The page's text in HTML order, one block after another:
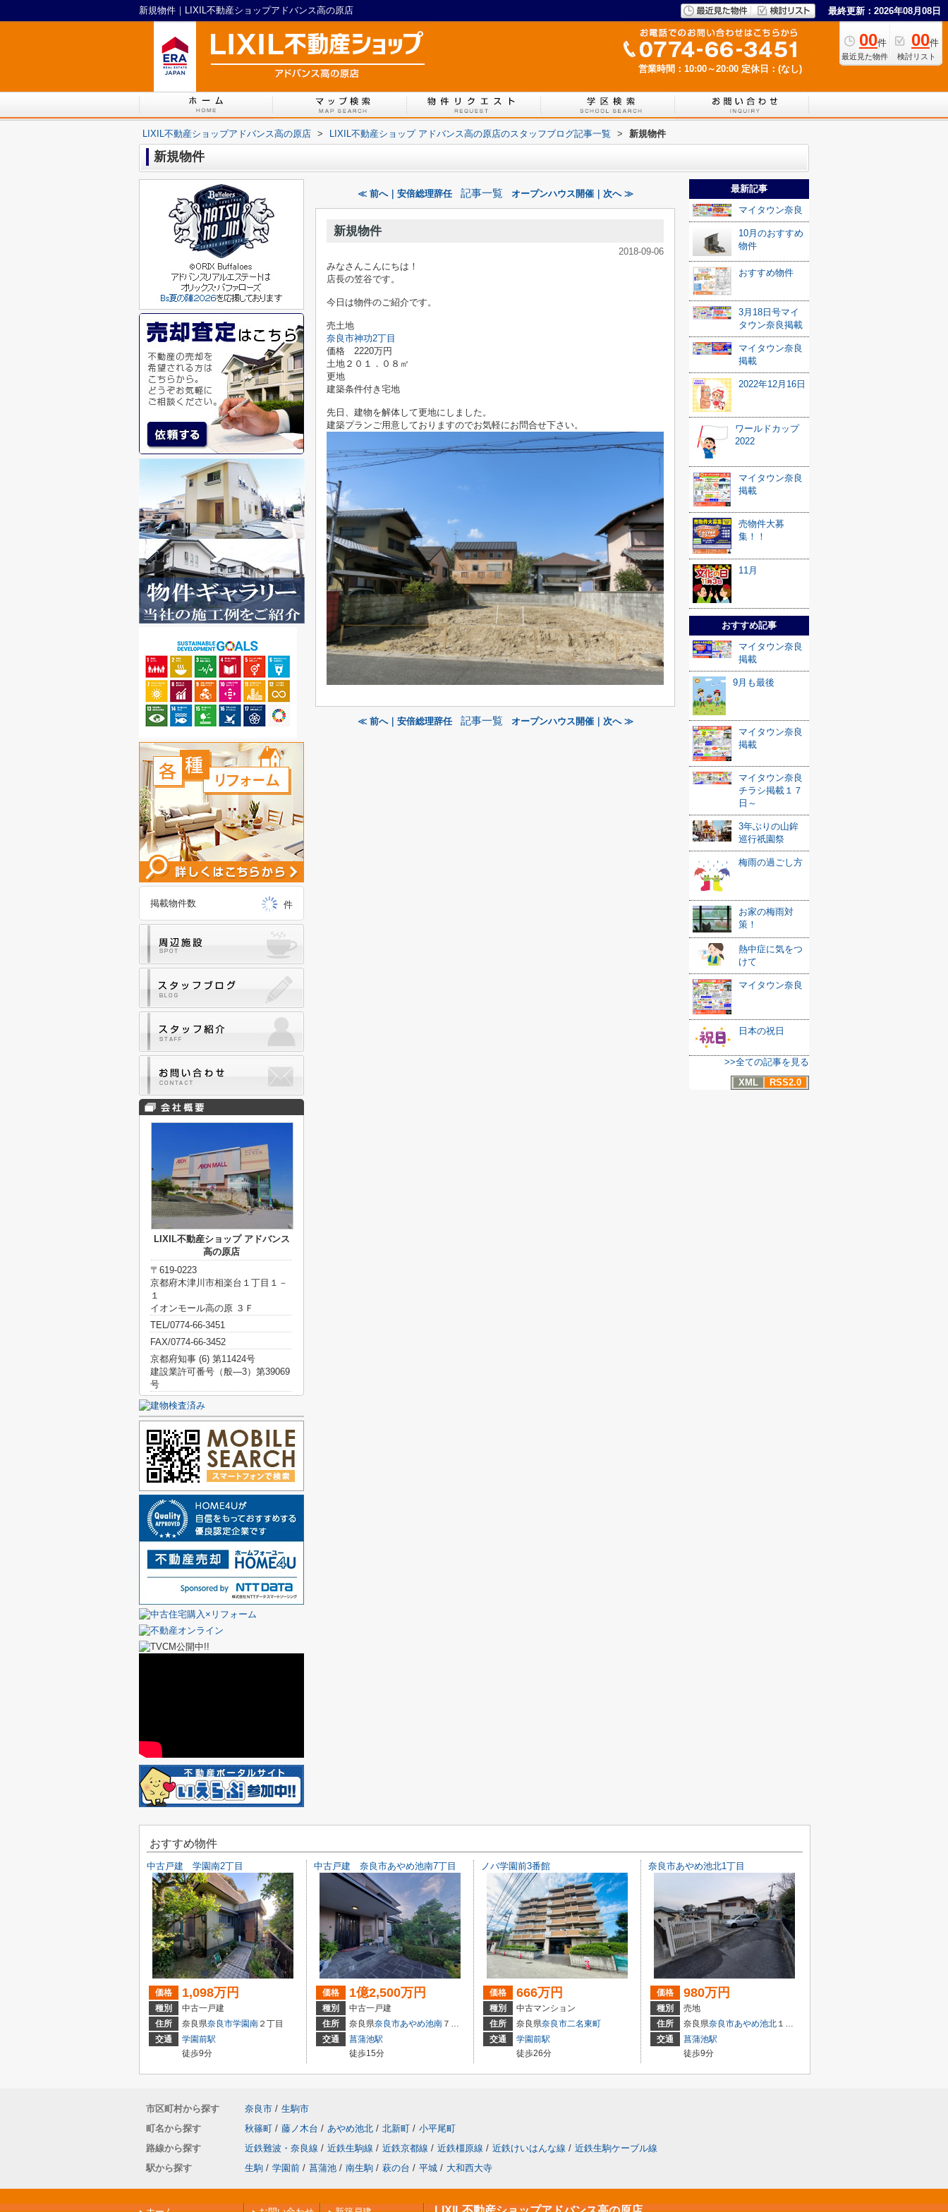
新規物件｜LIXIL不動産ショップアドバンス高の原店 最終更新：2026年08月08日
00件
最近見た物件
00件
検討リスト
営業時間：10:00～20:00 定休日：(なし)
LIXIL不動産ショップアドバンス高の原店 > LIXIL不動産ショップ アドバンス高の原店のスタッフブログ記事一覧 > 新規物件
新規物件
≪ 前へ｜安倍総理辞任 記事一覧 オープンハウス開催｜次へ ≫
新規物件
2018-09-06
みなさんこんにちは！
店長の笠谷です。
今日は物件のご紹介です。
売土地
奈良市神功2丁目
価格 2220万円
土地２０１．０８㎡
更地
建築条件付き宅地
先日、建物を解体して更地にしました。
建築プランご用意しておりますのでお気軽にお問合せ下さい。
≪ 前へ｜安倍総理辞任 記事一覧 オープンハウス開催｜次へ ≫
最新記事
マイタウン奈良
10月のおすすめ
物件
おすすめ物件
3月18日号マイ
タウン奈良掲載
マイタウン奈良
掲載
2022年12月16日
ワールドカップ
2022
マイタウン奈良
掲載
売物件大募
集！！
11月
おすすめ記事
マイタウン奈良
掲載
9月も最後
マイタウン奈良
掲載
マイタウン奈良
チラシ掲載１７
日～
3年ぶりの山鉾
巡行祇園祭
梅雨の過ごし方
お家の梅雨対
策！
熱中症に気をつ
けて
マイタウン奈良
日本の祝日
>>全ての記事を見る
XML
RSS2.0
掲載物件数 件
LIXIL不動産ショップ アドバンス
高の原店
〒619-0223
京都府木津川市相楽台１丁目１－
１
イオンモール高の原 ３Ｆ
TEL/0774-66-3451
FAX/0774-66-3452
京都府知事 (6) 第11424号
建設業許可番号（般―3）第39069
号
おすすめ物件
中古戸建 学園南2丁目
価格 1,098万円
種別
中古一戸建
住所
奈良県奈良市学園南 ２丁目
交通
学園前駅
徒歩9分
中古戸建 奈良市あやめ池南7丁目
価格 1億2,500万円
種別
中古一戸建
住所
奈良県奈良市あやめ池南 ７丁目
交通
菖蒲池駅
徒歩15分
ノバ学園前3番館
価格 666万円
種別
中古マンション
住所
奈良県奈良市二名東町
交通
学園前駅
徒歩26分
奈良市あやめ池北1丁目
価格 980万円
種別
売地
住所
奈良県奈良市あやめ池北 １丁目
交通
菖蒲池駅
徒歩9分
市区町村から探す 奈良市 / 生駒市
町名から探す
秋篠町 / 藤ノ木台 / あやめ池北 / 北新町 / 小平尾町
路線から探す
近鉄難波・奈良線 / 近鉄生駒線 / 近鉄京都線 / 近鉄橿原線 / 近鉄けいはんな線 / 近鉄生駒ケーブル線
駅から探す
生駒 / 学園前 / 菖蒲池 / 南生駒 / 萩の台 / 平城 / 大和西大寺